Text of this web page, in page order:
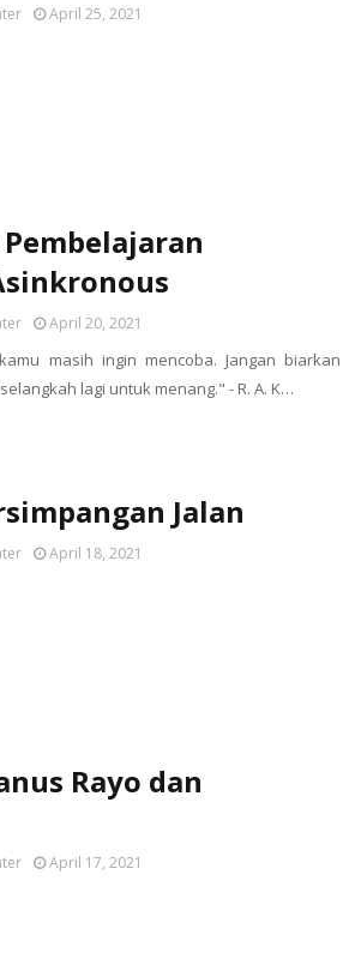
April 25, 2021
April 20, 2021
masih ingin mencoba. Jangan biarkan
lagi untuk menang." - R. A. K…
Jalan
April 18, 2021
Rayo dan
April 17, 2021